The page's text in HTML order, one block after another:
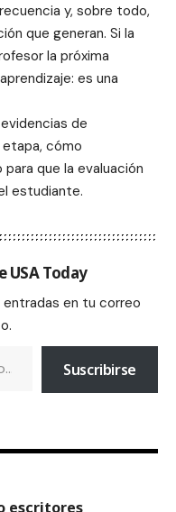
y, sobre todo,
que generan. Si la
la próxima
es una
de
cómo
que la evaluación
estudiante.
USA Today
en tu correo
Suscribirse
escritores